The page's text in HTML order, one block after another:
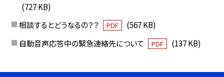
(727 KB)
相談するとどうなるの？？
PDF
(567 KB)
自動音声応答中の緊急連絡先について
PDF (137 KB)